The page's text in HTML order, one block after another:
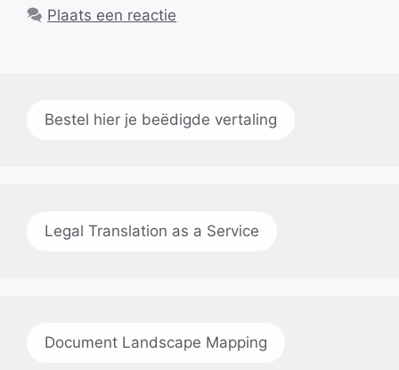
Plaats een reactie
Bestel hier je beëdigde vertaling
Legal Translation as a Service
Document Landscape Mapping